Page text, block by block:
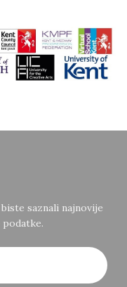
saznali najnovije